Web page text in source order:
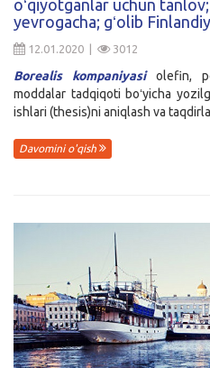
oʻqiyotganlar uchun
yevrogacha; gʻolib
12.01.2020 | 3012
Borealis kompaniyasiolefin,
moddalar tadqiqoti boʻyicha
ishlari (thesis)ni aniqlash va
Davomini o'qish